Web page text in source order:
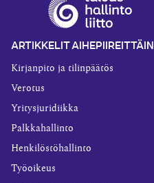
ARTIKKELIT AIHEPIIREITTÄIN
Kirjanpito ja tilinpäätös
Verotus
Yritysjuridiikka
Palkkahallinto
Henkilöstöhallinto
Työoikeus